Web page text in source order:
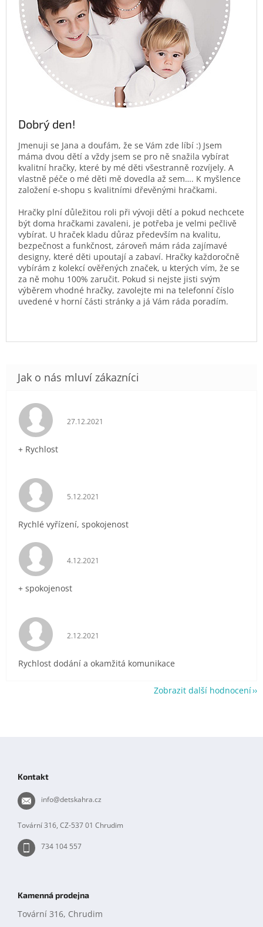
Dobrý den!
Jmenuji se Jana a doufám, že se Vám zde líbí :) Jsem
máma dvou dětí a vždy jsem se pro ně snažila vybírat
kvalitní hračky, které by mé děti všestranně rozvíjely. A
vlastně péče o mé děti mě dovedla až sem…. K myšlence
založení e-shopu s kvalitními dřevěnými hračkami.
Hračky plní důležitou roli při vývoji dětí a pokud nechcete
být doma hračkami zavaleni, je potřeba je velmi pečlivě
vybírat. U hraček kladu důraz především na kvalitu,
bezpečnost a funkčnost, zároveň mám ráda zajímavé
designy, které děti upoutají a zabaví. Hračky každoročně
vybírám z kolekcí ověřených značek, u kterých vím, že se
za ně mohu 100% zaručit. Pokud si nejste jisti svým
výběrem vhodné hračky, zavolejte mi na telefonní číslo
uvedené v horní části stránky a já Vám ráda poradím.
Hodnocení obchodu je 5 z 5 hvězdiček.
27.12.2021
+ Rychlost
Hodnocení obchodu je 5 z 5 hvězdiček.
5.12.2021
Rychlé vyřízení, spokojenost
Hodnocení obchodu je 5 z 5 hvězdiček.
4.12.2021
+ spokojenost
Hodnocení obchodu je 5 z 5 hvězdiček.
2.12.2021
Rychlost dodání a okamžitá komunikace
Zobrazit další hodnocení
Kontakt
info@detskahra.cz
Tovární 316, CZ-537 01 Chrudim
734 104 557
Kamenná prodejna
Tovární 316, Chrudim